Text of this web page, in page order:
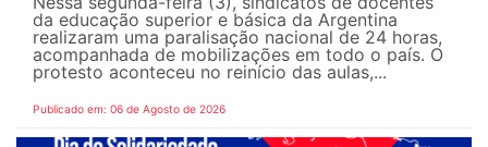
da educação superior e básica da Argentina
realizaram uma paralisação nacional de 24 horas,
acompanhada de mobilizações em todo o país. O
protesto aconteceu no reinício das aulas,...
Publicado em: 06 de Agosto de 2026